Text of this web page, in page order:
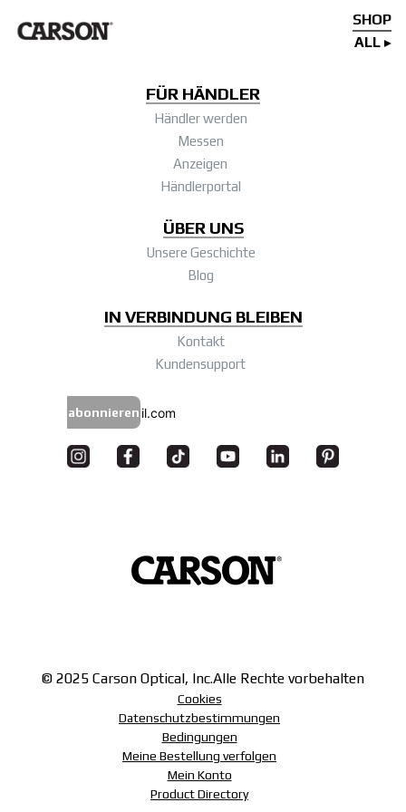
SHOP
ALL
FÜR HÄNDLER
Händler werden
Messen
Anzeigen
Händlerportal
ÜBER UNS
Unsere Geschichte
Blog
IN VERBINDUNG BLEIBEN
Kontakt
Kundensupport
abonnieren
© 2025 Carson Optical, Inc.Alle Rechte vorbehalten
Cookies
Datenschutzbestimmungen
Bedingungen
Meine Bestellung verfolgen
Mein Konto
Product Directory